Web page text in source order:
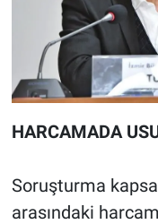
HARCAMADA
Soruşturma
arasındaki